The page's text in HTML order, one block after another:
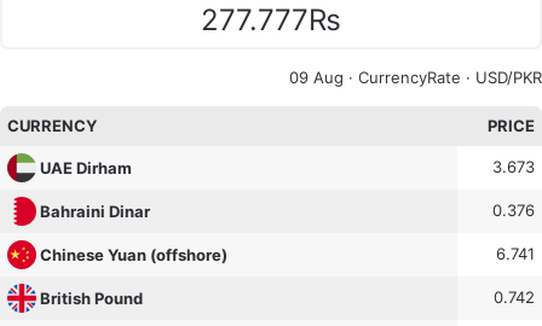
277.777₨
09 Aug · CurrencyRate · USD/PKR
CURRENCY PRICE
UAE Dirham 3.673
Bahraini Dinar 0.376
Chinese Yuan (offshore) 6.741
British Pound 0.742